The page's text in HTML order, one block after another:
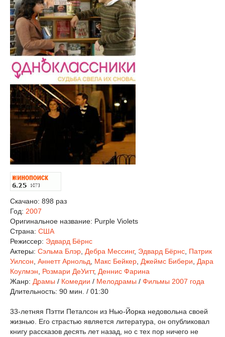
Скачано: 898 раз
Год: 2007
Оригинальное название: Purple Violets
Страна: США
Режиссер: Эдвард Бёрнс
Актеры: Сэльма Блэр Дебра Мессинг, Эдвард Бёрнс Патрик
Уилсон Аннетт Арнольд Макс Бейкер Джеймс Бибери
Дара
Коулмэн
Розмари ДеУитт, Деннис Фарина
Жанр: Драмы / Комедии / Мелодрамы / Фильмы 2007 года
Длительность: 90 мин. / 01:30
33-летняя Пэтти Петалсон из Нью-Йорка недовольна своей
жизнью. Его страстью является литература, он опубликовал
книгу рассказов десять лет назад, но с тех пор ничего не